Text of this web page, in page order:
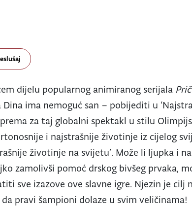
dijelu popularnog animiranog serijala
Dina ima nemoguć san – pobijediti u
za taj globalni spektakl u stilu
i najstrašnije životinje iz cijelog
životinje na svijetu’. Može li ljupka i
zamolivši pomoć drskog bivšeg prvaka,
sve izazove ove slavne igre. Njezin je
pravi šampioni dolaze u svim veličinama!